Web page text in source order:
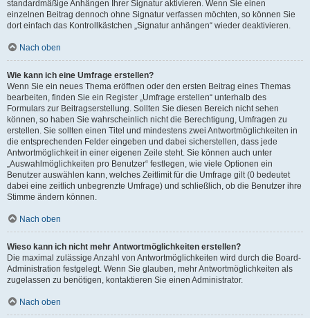
standardmäßige Anhängen Ihrer Signatur aktivieren. Wenn Sie einen
einzelnen Beitrag dennoch ohne Signatur verfassen möchten, so können Sie
dort einfach das Kontrollkästchen „Signatur anhängen“ wieder deaktivieren.
Nach oben
Wie kann ich eine Umfrage erstellen?
Wenn Sie ein neues Thema eröffnen oder den ersten Beitrag eines Themas
bearbeiten, finden Sie ein Register „Umfrage erstellen“ unterhalb des
Formulars zur Beitragserstellung. Sollten Sie diesen Bereich nicht sehen
können, so haben Sie wahrscheinlich nicht die Berechtigung, Umfragen zu
erstellen. Sie sollten einen Titel und mindestens zwei Antwortmöglichkeiten in
die entsprechenden Felder eingeben und dabei sicherstellen, dass jede
Antwortmöglichkeit in einer eigenen Zeile steht. Sie können auch unter
„Auswahlmöglichkeiten pro Benutzer“ festlegen, wie viele Optionen ein
Benutzer auswählen kann, welches Zeitlimit für die Umfrage gilt (0 bedeutet
dabei eine zeitlich unbegrenzte Umfrage) und schließlich, ob die Benutzer ihre
Stimme ändern können.
Nach oben
Wieso kann ich nicht mehr Antwortmöglichkeiten erstellen?
Die maximal zulässige Anzahl von Antwortmöglichkeiten wird durch die Board-
Administration festgelegt. Wenn Sie glauben, mehr Antwortmöglichkeiten als
zugelassen zu benötigen, kontaktieren Sie einen Administrator.
Nach oben